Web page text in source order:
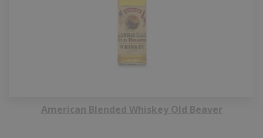
American Blended Whiskey Old Beaver